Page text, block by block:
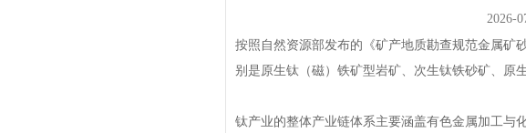
2026-
按照自然资源部发布的《矿产地质勘查规范金属矿
别是原生钛 （磁）铁矿型岩矿、次生钛铁砂矿、原
钛产业的整体产业链体系主要涵盖有色金属加工与